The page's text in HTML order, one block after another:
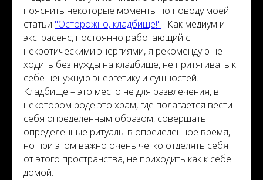
пояснить некоторые моменты по поводу моей
статьи "Осторожно, кладбище!" . Как медиум и
экстрасенс, постоянно работающий с
некротическими энергиями, я рекомендую не
ходить без нужды на кладбище, не притягивать к
себе ненужную энергетику и сущностей.
Кладбище – это место не для развлечения, в
некотором роде это храм, где полагается вести
себя определенным образом, совершать
определенные ритуалы в определенное время,
но при этом важно очень четко отделять себя
от этого пространства, не приходить как к себе
домой.